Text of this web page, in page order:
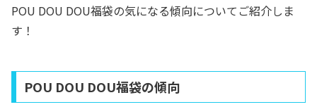
POU DOU DOU福袋の気になる傾向についてご紹介しま
す！
POU DOU DOU福袋の傾向